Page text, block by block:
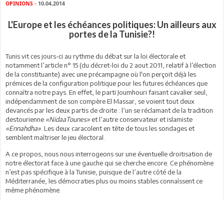
OPINIONS - 10.04.2014
L'Europe et les échéances politiques: Un ailleurs aux
portes de la Tunisie?!
Tunis vit ces jours-ci au rythme du débat sur la loi électorale et
notamment l’article n° 15 (du décret-loi du 2 aout 2011, relatif à l’élection
de la constituante) avec une précampagne où l'on perçoit déjà les
prémices de la configuration politique pour les futures échéances que
connaîtra notre pays. En effet, le parti Joumhouri faisant cavalier seul,
indépendamment de son compère El Massar, se voient tout deux
devancés par les deux partis de droite : l’un se réclamant de la tradition
destourienne «NidaaTounes» et l’autre conservateur et islamiste
«Ennahdha» . Les deux caracolent en tête de tous les sondages et
semblent maîtriser le jeu électoral.
A ce propos, nous nous interrogeons sur une éventuelle droitisation de
notre électorat face à une gauche qui se cherche encore. Ce phénomène
n’est pas spécifique à la Tunisie, puisque de l’autre côté de la
Méditerranée, les démocraties plus ou moins stables connaîssent ce
même phénomène.